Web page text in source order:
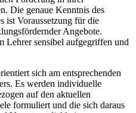
Die genaue Kenntnis des
ist Voraussetzung für die
Angebote.
Lehrer sensibel aufgegriffen und
sich am entsprechenden
Es werden individuelle
auf den aktuellen
formuliert und die sich daraus